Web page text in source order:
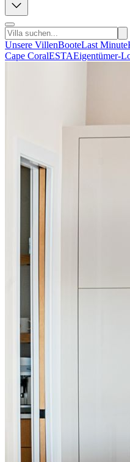
Unsere VillenBooteLast Minute
Cape CoralESTAEigentümer-